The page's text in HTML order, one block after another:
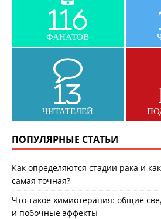
116
ФАНАТОВ
13
ЧИТАТЕЛЕЙ
ПОПУЛЯРНЫЕ СТАТЬИ
Как определяются стадии рака и
самая точная?
Что такое химиотерапия: общие
и побочные эффекты